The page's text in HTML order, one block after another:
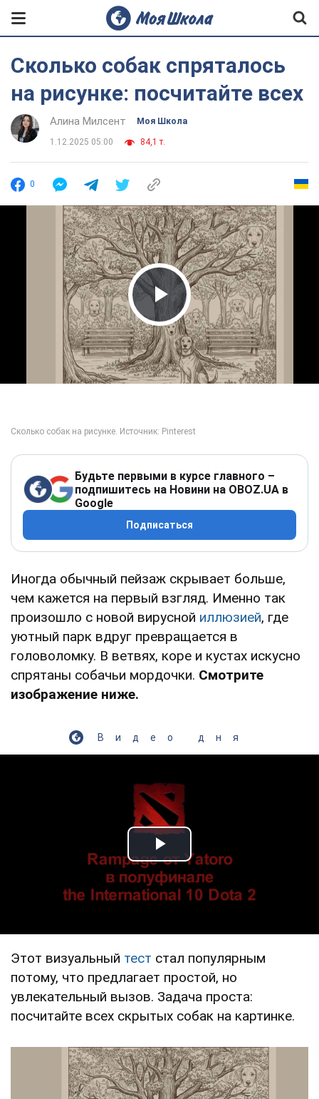
Сколько собак спряталось
на рисунке: посчитайте всех
Алина Милсент Моя Школа
1.12.2025 05:00 84,1 т.
0
Play Video
Будьте первыми в курсе главного –
подпишитесь на Новини на OBOZ.UA в
Google
Подписаться
Иногда обычный пейзаж скрывает больше,
чем кажется на первый взгляд. Именно так
произошло с новой вирусной иллюзией, где
уютный парк вдруг превращается в
головоломку. В ветвях, коре и кустах искусно
спрятаны собачьи мордочки. Смотрите
изображение ниже.
Видео дня
Play Video
Этот визуальный тест стал популярным
потому, что предлагает простой, но
увлекательный вызов. Задача проста:
посчитайте всех скрытых собак на картинке.